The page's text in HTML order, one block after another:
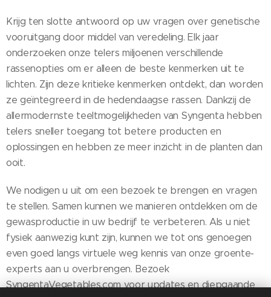
Krijg ten slotte antwoord op uw vragen over genetische
vooruitgang door middel van veredeling. Elk jaar
onderzoeken onze telers miljoenen verschillende
rassenopties om er alleen de beste kenmerken uit te
lichten. Zijn deze kritieke kenmerken ontdekt, dan worden
ze geïntegreerd in de hedendaagse rassen. Dankzij de
allermodernste teeltmogelijkheden van Syngenta hebben
telers sneller toegang tot betere producten en
oplossingen en hebben ze meer inzicht in de planten dan
ooit.
We nodigen u uit om een bezoek te brengen en vragen
te stellen. Samen kunnen we manieren ontdekken om de
gewasproductie in uw bedrijf te verbeteren. Als u niet
fysiek aanwezig kunt zijn, kunnen we tot ons genoegen
even goed langs virtuele weg kennis van onze groente-
experts aan u overbrengen. Bezoek
SyngentaVegetables.com voor updates en diepgaande